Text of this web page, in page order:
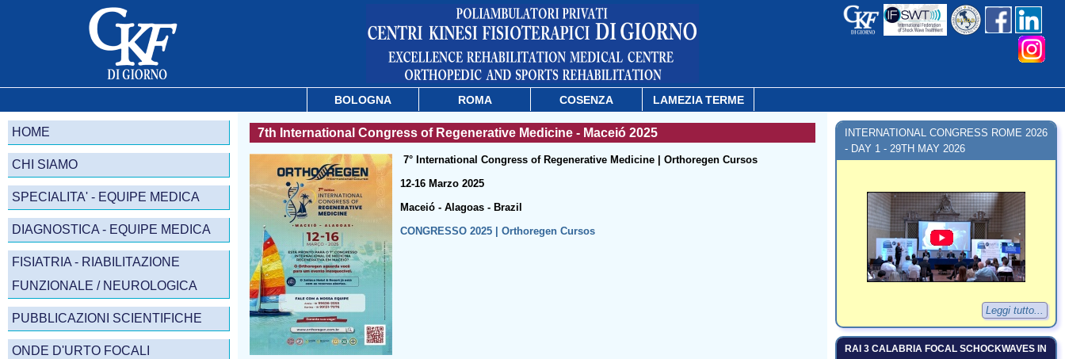
BOLOGNA ROMA COSENZA LAMEZIA TERME
7th International Congress of Regenerative Medicine - Maceió 2025
7° International Congress of Regenerative Medicine | Orthoregen Cursos
12-16 Marzo 2025
Maceió - Alagoas - Brazil
CONGRESSO 2025 | Orthoregen Cursos
HOME
CHI SIAMO
SPECIALITA' - EQUIPE MEDICA
DIAGNOSTICA - EQUIPE MEDICA
FISIATRIA - RIABILITAZIONE
FUNZIONALE / NEUROLOGICA
PUBBLICAZIONI SCIENTIFICHE
ONDE D'URTO FOCALI
INTERNATIONAL CONGRESS ROME 2026
- DAY 1 - 29TH MAY 2026
Leggi tutto...
RAI 3 CALABRIA FOCAL SCHOCKWAVES IN